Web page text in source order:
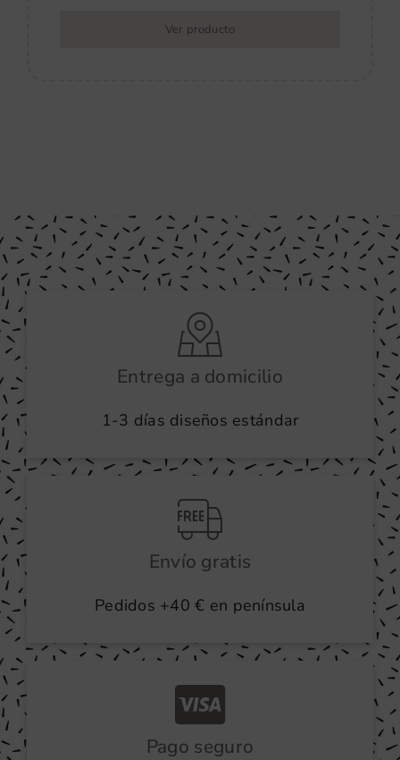
Ver producto
Entrega a domicilio
1-3 días diseños estándar
Envío gratis
Pedidos +40 € en península
Pago seguro